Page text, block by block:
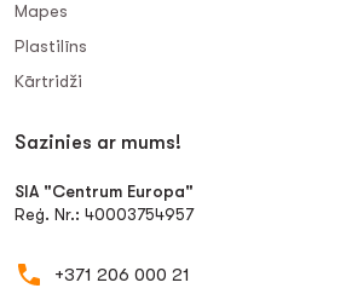
Mapes
Plastilīns
Kārtridži
Sazinies ar mums!
SIA "Centrum Europa"
Reģ. Nr.: 40003754957
+371 206 000 21